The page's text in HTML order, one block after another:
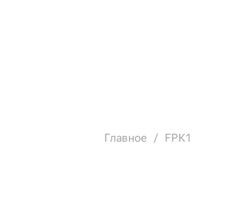
Главное FPK1